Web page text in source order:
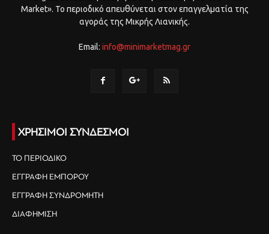
Market». Το περιοδικό απευθύνεται στον επαγγελματία της
αγοράς της Μικρής Λιανικής.
Email: info@minimarketmag.gr
ΧΡΗΣΙΜΟΙ ΣΥΝΔΕΣΜΟΙ
ΤΟ ΠΕΡΙΟΔΙΚΟ
ΕΓΓΡΑΦΗ ΕΜΠΟΡΟΥ
ΕΓΓΡΑΦΗ ΣΥΝΔΡΟΜΗΤΗ
ΔΙΑΦΗΜΙΣΗ